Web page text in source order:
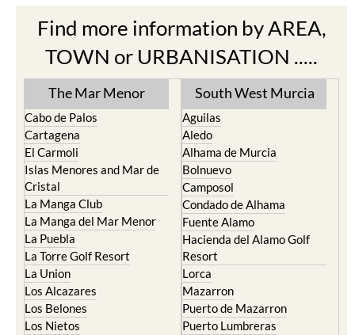
Find more information by AREA,
TOWN or URBANISATION .....
The Mar Menor
Cabo de Palos
Cartagena
El Carmoli
Islas Menores and Mar de
Cristal
La Manga Club
La Manga del Mar Menor
La Puebla
La Torre Golf Resort
La Union
Los Alcazares
Los Belones
Los Nietos
South West Murcia
Aguilas
Aledo
Alhama de Murcia
Bolnuevo
Camposol
Condado de Alhama
Fuente Alamo
Hacienda del Alamo Golf
Resort
Lorca
Mazarron
Puerto de Mazarron
Puerto Lumbreras